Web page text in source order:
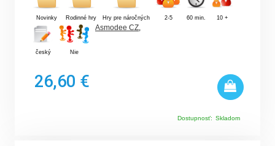
Novinky Rodinné hry Hry pre náročných 2-5 60 min. 10 +
český Nie
Asmodee CZ
26,60 €
Dostupnosť: Skladom